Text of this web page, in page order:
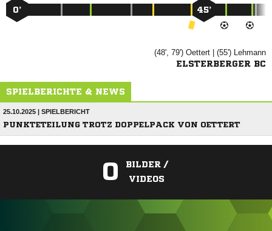
0’ 45’
(48', 79')  | (55') 
ELSTERBERGER BC
SPIELBERICHTE & NEWS
25.10.2025 | SPIELBERICHT
PUNKTETEILUNG TROTZ DOPPELPACK VON OETTERT
0
BILDER /
VIDEOS